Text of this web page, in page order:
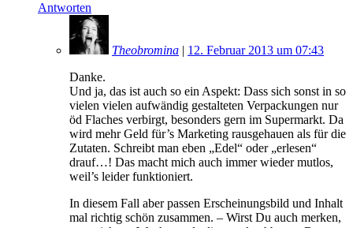
Antworten
Theobromina | 12. Februar 2013 um 07:43
Danke.
Und ja, das ist auch so ein Aspekt: Dass sich sonst in so
vielen vielen aufwändig gestalteten Verpackungen nur
öd Flaches verbirgt, besonders gern im Supermarkt. Da
wird mehr Geld für’s Marketing rausgehauen als für die
Zutaten. Schreibt man eben „Edel“ oder „erlesen“
drauf…! Das macht mich auch immer wieder mutlos,
weil’s leider funktioniert.
In diesem Fall aber passen Erscheinungsbild und Inhalt
mal richtig schön zusammen. – Wirst Du auch merken,